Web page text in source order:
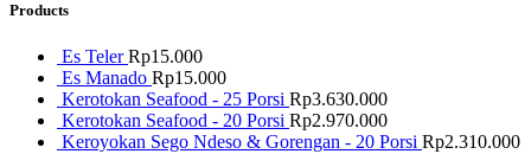
Products
Es TelerRp15.000
Es Manado Rp15.000
Kerotokan Seafood - 25 Porsi Rp3.630.000
Kerotokan Seafood - 20 Porsi Rp2.970.000
Keroyokan Sego Ndeso & Gorengan - 20 Porsi Rp2.310.000